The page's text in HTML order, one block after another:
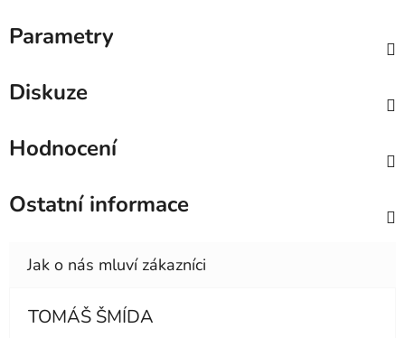
Parametry
Diskuze
Hodnocení
Ostatní informace
TOMÁŠ ŠMÍDA